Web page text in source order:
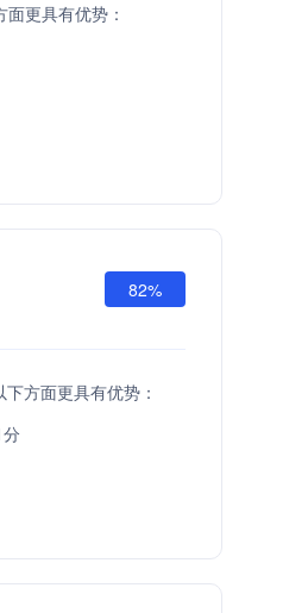
更具有优势：
82%
方面更具有优势：